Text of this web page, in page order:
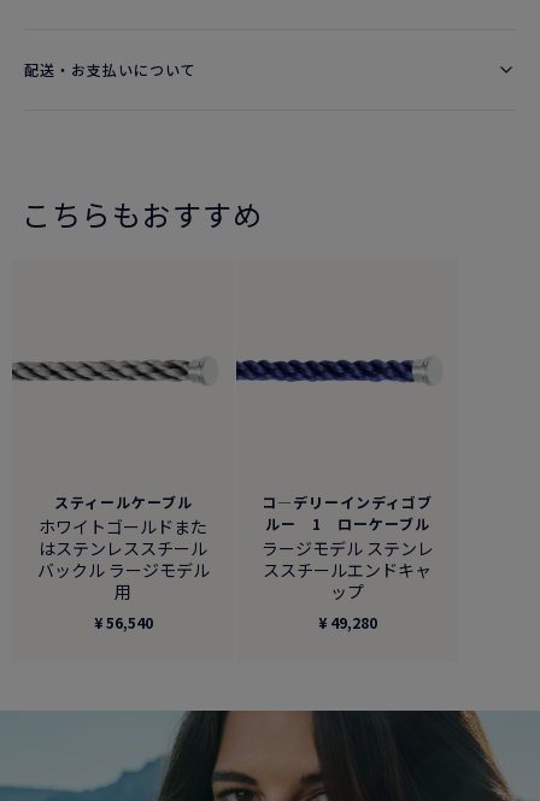
配送・お支払いについて
こちらもおすすめ
スティールケーブル
ホワイトゴールドまた
はステンレススチール
バックル ラージモデル
用
¥ 56,540
コ―デリーインディゴブ
ルー 1 ローケーブル
ラージモデル ステンレ
ススチールエンドキャ
ップ
¥ 49,280